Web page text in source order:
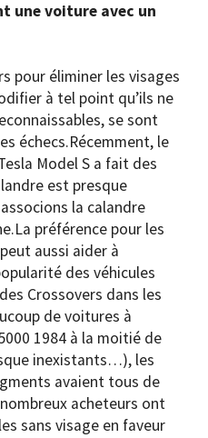
une voiture avec un
pour éliminer les visages
à tel point qu’ils ne
se sont
échecs.Récemment, le
Model S a fait des
est presque
la calandre
préférence pour les
aussi aider à
des véhicules
Crossovers dans les
de voitures à
1984 à la moitié de
inexistants…), les
avaient tous de
acheteurs ont
sans visage en faveur